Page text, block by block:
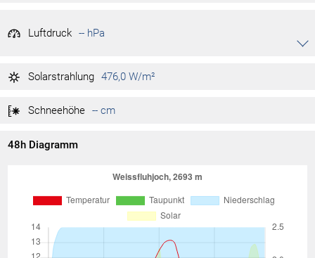
Luftdruck -- hPa Akkordeon auf-/zuklappen
-- hPa
Tag max.
Solarstrahlung 476,0 W/m²
Schneehöhe -- cm
48h Diagramm